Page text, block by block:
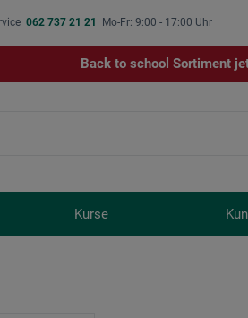
062 737 21 21 Mo-Fr: 9:00 - 17:00 Uhr
Back to school Sortiment
Kurse